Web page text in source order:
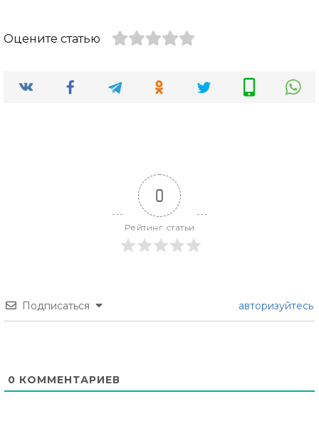
Оцените статью
0
Рейтинг статьи
Подписаться авторизуйтесь
0 КОММЕНТАРИЕВ